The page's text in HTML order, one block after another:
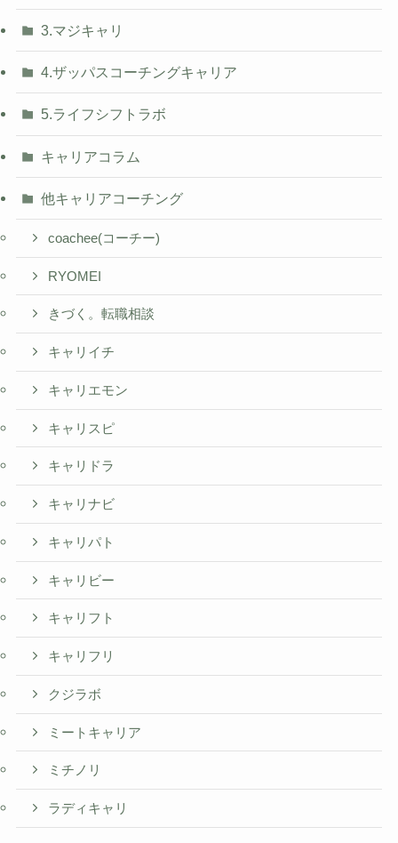
3.マジキャリ
4.ザッパスコーチングキャリア
5.ライフシフトラボ
キャリアコラム
他キャリアコーチング
coachee(コーチー)
RYOMEI
きづく。転職相談
キャリイチ
キャリエモン
キャリスピ
キャリドラ
キャリナビ
キャリパト
キャリビー
キャリフト
キャリフリ
クジラボ
ミートキャリア
ミチノリ
ラディキャリ